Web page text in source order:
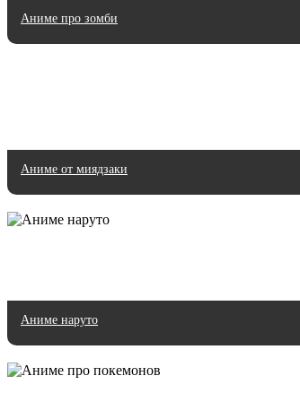
Аниме про зомби
Аниме от миядзаки
Аниме наруто